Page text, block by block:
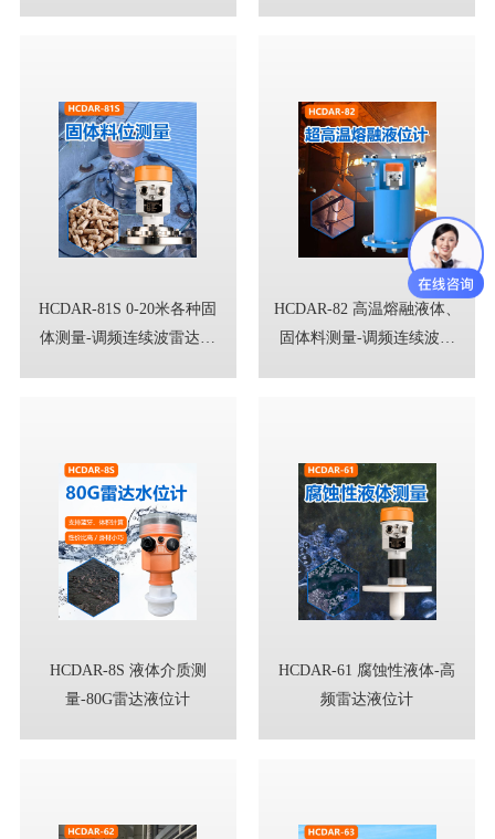
HCDAR-81S 0-20米各种固
体测量-调频连续波雷达物
HCDAR-82 高温熔融液体、
固体料测量-调频连续波雷
HCDAR-8S 液体介质测
量-80G雷达液位计
HCDAR-61 腐蚀性液体-高
频雷达液位计